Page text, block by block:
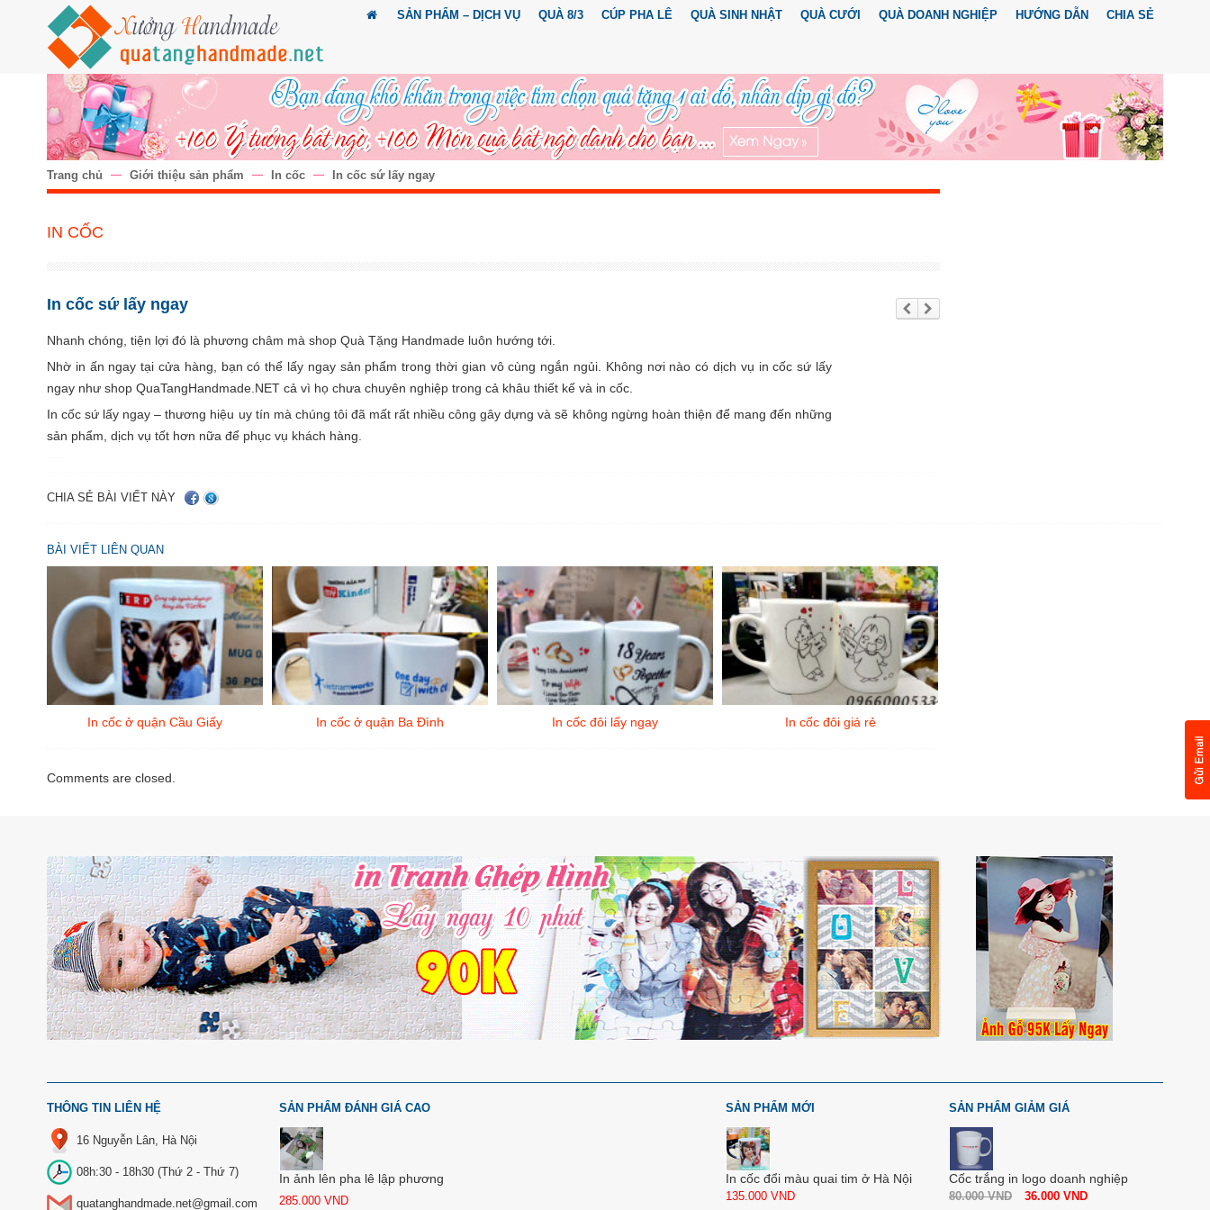
SẢN PHẨM – DỊCH VỤ QUÀ 8/3 CÚP PHA LÊ QUÀ SINH NHẬT QUÀ CƯỚI QUÀ DOANH NGHIỆP HƯỚNG DẪN CHIA SẺ
Trang chủ Giới thiệu sản phẩm In cốc In cốc sứ lấy ngay
IN CỐC
In cốc sứ lấy ngay
Trư
ớc
Tiế
p
Nhanh chóng, tiện lợi đó là phương châm mà shop Quà Tặng Handmade luôn hướng tới.
Nhờ in ấn ngay tại cửa hàng, bạn có thể lấy ngay sản phẩm trong thời gian vô cùng ngắn ngủi. Không nơi nào có dịch vụ in cốc sứ lấy
ngay như shop QuaTangHandmade.NET cả vì họ chưa chuyên nghiệp trong cả khâu thiết kế và in cốc.
In cốc sứ lấy ngay – thương hiệu uy tín mà chúng tôi đã mất rất nhiều công gây dựng và sẽ không ngừng hoàn thiện để mang đến những
sản phẩm, dịch vụ tốt hơn nữa để phục vụ khách hàng.
CHIA SẺ BÀI VIẾT NÀY
BÀI VIẾT LIÊN QUAN
In cốc ở quận Cầu Giấy In cốc ở quận Ba Đình In cốc đôi lấy ngay In cốc đôi giá rẻ
Comments are closed.
THÔNG TIN LIÊN HỆ
16 Nguyễn Lân, Hà Nội
08h:30 - 18h30 (Thứ 2 - Thứ 7)
quatanghandmade.net@gmail.com
SẢN PHẨM ĐÁNH GIÁ CAO
In ảnh lên pha lê lập phương
285.000 VND
SẢN PHẨM MỚI
In cốc đổi màu quai tim ở Hà Nội
135.000 VND
SẢN PHẨM GIẢM GIÁ
Cốc trắng in logo doanh nghiệp
80.000VND 36.000 VND